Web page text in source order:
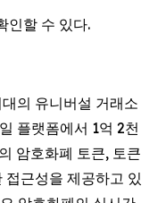
인할 수 있다.
의 유니버설 거래소
플랫폼에서 1억 2천
암호화폐 토큰, 토큰
접근성을 제공하고 있